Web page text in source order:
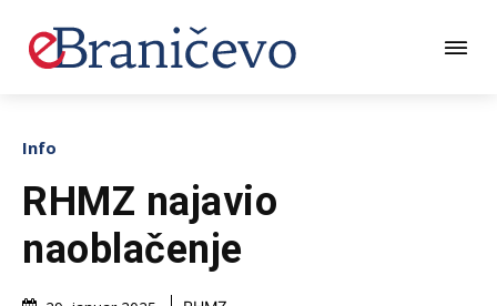
Info
RHMZ najavio
naoblačenje